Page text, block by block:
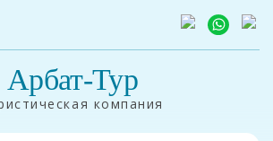
Арбат-Тур
компания